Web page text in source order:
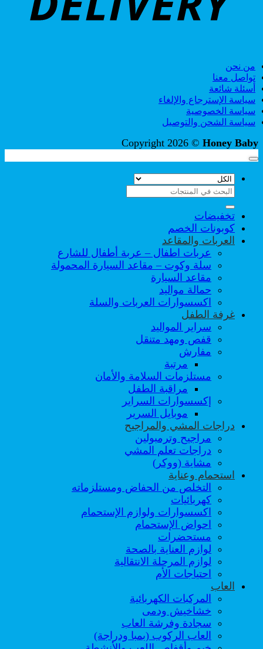
من نحن
تواصل معنا
أسئلة شائعة
سياسة الإسترجاع والإلغاء
سياسة الخصوصية
سياسة الشحن والتوصيل
Copyright 2026 © Honey Baby
البحث
تخفيضات
كوبونات الخصم
العربات والمقاعد
عربات اطفال – عربة أطفال للشارع
سلة وكوت – مقاعد السيارة المحمولة
مقاعد السيارة
حمالة مواليد
اكسسوارات العربات والسلة
غرفة الطفل
سراير المواليد
قفص ومهد متنقل
مفارش
مرتبة
مستلزمات السلامة والأمان
مراقبة الطفل
إكسسوارات السراير
موبايل السرير
دراجات المشي والمراجيح
مراجيح وترمبولين
دراجات تعلم المشي
مشاية (ووكر)
استحمام وعناية
التخلص من الحفاض ومستلزماته
كهربائيات
اكسسوارات ولوازم الإستحمام
احواض الإستحمام
مستحضرات
لوازم العناية بالصحة
لوازم المرحلة الانتقالية
احتياجات الأم
العاب
المركبات الكهربائية
خشاخيش ودمى
سجادة وفرشة العاب
العاب الركوب (بمبا ودراجة)